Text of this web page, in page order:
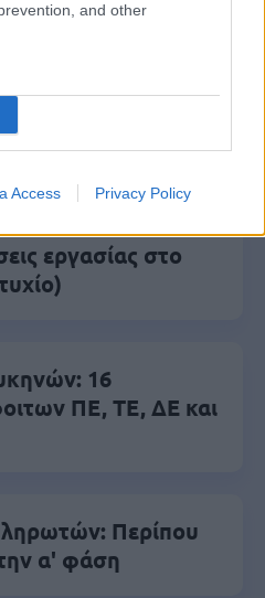
and other
Access Privacy Policy
για
από το 2027
εργασίας στο
16
ΠΕ, ΤΕ, ΔΕ και
Περίπου
α' φάση